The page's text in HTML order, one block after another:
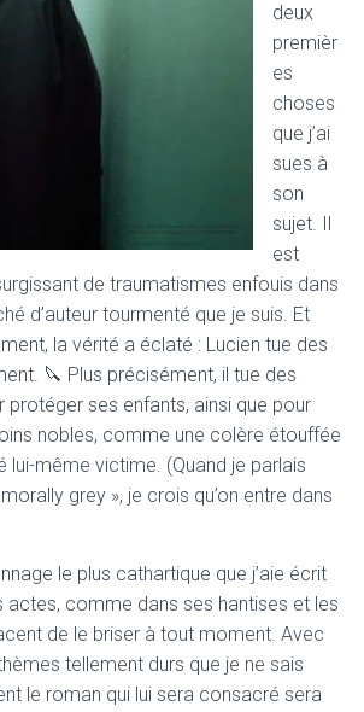
deux
premièr
es
choses
que j’ai
sues à
son
sujet. Il
est
de traumatismes enfouis dans
d’auteur tourmenté que je suis. Et
la vérité a éclaté : Lucien tue des
🔪 Plus précisément, il tue des
protéger ses enfants, ainsi que pour
nobles, comme une colère étouffée
lui-même victime. (Quand je parlais
grey », je crois qu’on entre dans
le plus cathartique que j’aie écrit
actes, comme dans ses hantises et les
de le briser à tout moment. Avec
tellement durs que je ne sais
le roman qui lui sera consacré sera